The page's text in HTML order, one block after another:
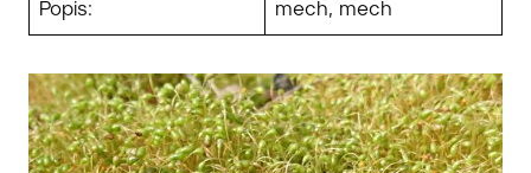
Popis: mech, mech